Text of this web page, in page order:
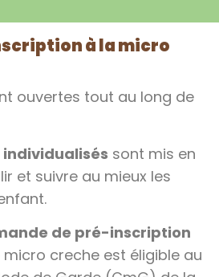
à la micro
ouvertes tout au long de
sont mis en
et suivre au mieux les
de pré-inscription
micro creche est éligible au